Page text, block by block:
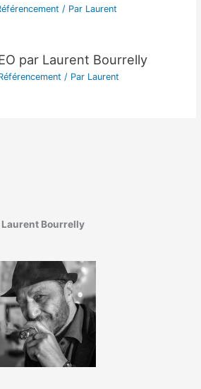
/ Par Laurent
par Laurent Bourrelly
/ Par Laurent
Laurent Bourrelly